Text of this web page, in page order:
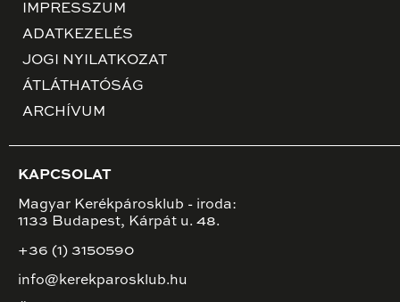
IMPRESSZUM
ADATKEZELÉS
JOGI NYILATKOZAT
ÁTLÁTHATÓSÁG
ARCHÍVUM
KAPCSOLAT
Magyar Kerékpárosklub - iroda:
1133 Budapest, Kárpát u. 48.
+36 (1) 3150590
info@kerekparosklub.hu